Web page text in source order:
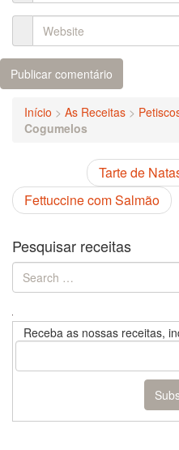
Início > As Receitas >
Cogumelos
Tarte de
Fettuccine com Salmão
Pesquisar receitas
Search
for:
Receba as nossas receitas,